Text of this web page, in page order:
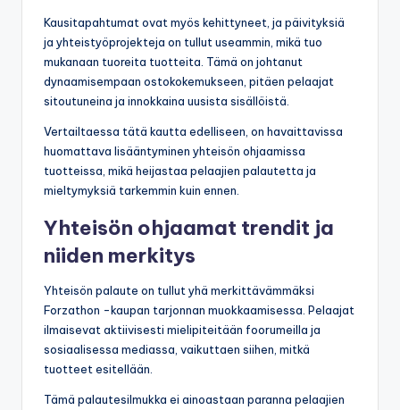
Kausitapahtumat ovat myös kehittyneet, ja päivityksiä
ja yhteistyöprojekteja on tullut useammin, mikä tuo
mukanaan tuoreita tuotteita. Tämä on johtanut
dynaamisempaan ostokokemukseen, pitäen pelaajat
sitoutuneina ja innokkaina uusista sisällöistä.
Vertailtaessa tätä kautta edelliseen, on havaittavissa
huomattava lisääntyminen yhteisön ohjaamissa
tuotteissa, mikä heijastaa pelaajien palautetta ja
mieltymyksiä tarkemmin kuin ennen.
Yhteisön ohjaamat trendit ja
niiden merkitys
Yhteisön palaute on tullut yhä merkittävämmäksi
Forzathon -kaupan tarjonnan muokkaamisessa. Pelaajat
ilmaisevat aktiivisesti mielipiteitään foorumeilla ja
sosiaalisessa mediassa, vaikuttaen siihen, mitkä
tuotteet esitellään.
Tämä palautesilmukka ei ainoastaan paranna pelaajien